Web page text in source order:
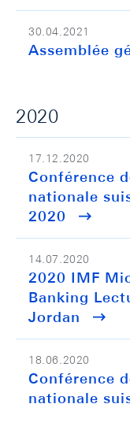
30.04.2021
Assemblée
2020
17.12.2020
Conférence
nationale
2020
14.07.2020
2020 IMF
Banking
Jordan
18.06.2020
Conférence
nationale